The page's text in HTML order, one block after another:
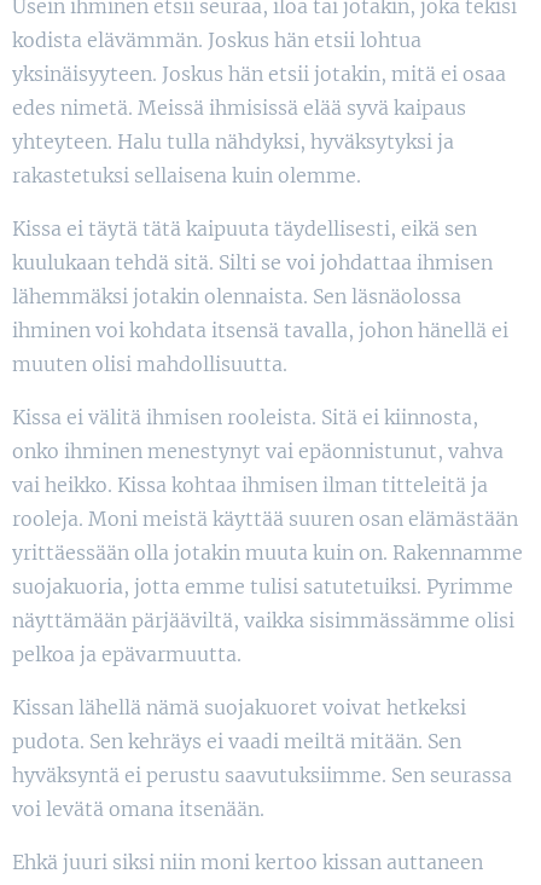
Usein ihminen etsii seuraa, iloa tai jotakin, joka tekisi
kodista elävämmän. Joskus hän etsii lohtua
yksinäisyyteen. Joskus hän etsii jotakin, mitä ei osaa
edes nimetä. Meissä ihmisissä elää syvä kaipaus
yhteyteen. Halu tulla nähdyksi, hyväksytyksi ja
rakastetuksi sellaisena kuin olemme.
Kissa ei täytä tätä kaipuuta täydellisesti, eikä sen
kuulukaan tehdä sitä. Silti se voi johdattaa ihmisen
lähemmäksi jotakin olennaista. Sen läsnäolossa
ihminen voi kohdata itsensä tavalla, johon hänellä ei
muuten olisi mahdollisuutta.
Kissa ei välitä ihmisen rooleista. Sitä ei kiinnosta,
onko ihminen menestynyt vai epäonnistunut, vahva
vai heikko. Kissa kohtaa ihmisen ilman titteleitä ja
rooleja. Moni meistä käyttää suuren osan elämästään
yrittäessään olla jotakin muuta kuin on. Rakennamme
suojakuoria, jotta emme tulisi satutetuiksi. Pyrimme
näyttämään pärjääviltä, vaikka sisimmässämme olisi
pelkoa ja epävarmuutta.
Kissan lähellä nämä suojakuoret voivat hetkeksi
pudota. Sen kehräys ei vaadi meiltä mitään. Sen
hyväksyntä ei perustu saavutuksiimme. Sen seurassa
voi levätä omana itsenään.
Ehkä juuri siksi niin moni kertoo kissan auttaneen